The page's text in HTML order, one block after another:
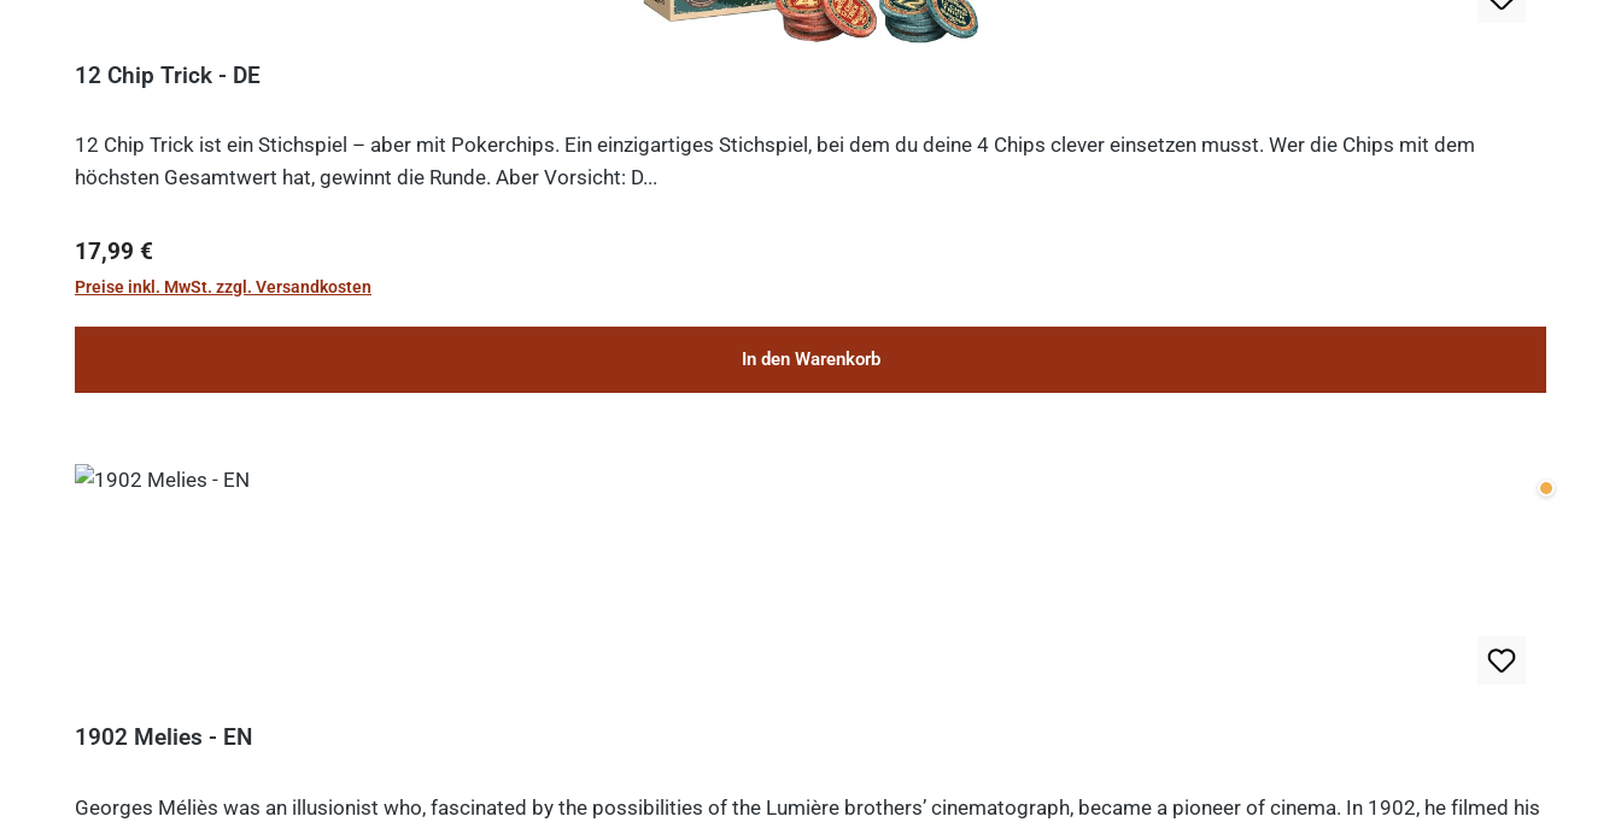
12 Chip Trick - DE
12 Chip Trick ist ein Stichspiel – aber mit Pokerchips. Ein einzigartiges Stichspiel, bei dem du deine 4 Chips clever einsetzen musst. Wer die Chips mit dem
höchsten Gesamtwert hat, gewinnt die Runde. Aber Vorsicht: D...
Regulärer Preis:
17,99 €
Preise inkl. MwSt. zzgl. Versandkosten
In den Warenkorb
Wenige
1902 Melies - EN
Georges Méliès was an illusionist who, fascinated by the possibilities of the Lumière brothers’ cinematograph, became a pioneer of cinema. In 1902, he filmed his